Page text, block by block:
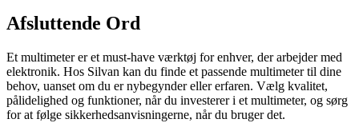
Afsluttende Ord
Et multimeter er et must-have værktøj for enhver, der arbejder med
elektronik. Hos Silvan kan du finde et passende multimeter til dine
behov, uanset om du er nybegynder eller erfaren. Vælg kvalitet,
pålidelighed og funktioner, når du investerer i et multimeter, og sørg
for at følge sikkerhedsanvisningerne, når du bruger det.